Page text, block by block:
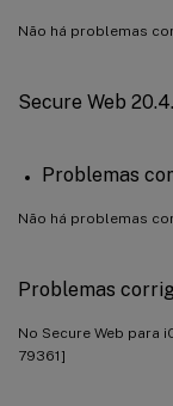
Não há problemas
Secure Web
Problemas
Não há problemas
Problemas
No Secure Web para
79361]